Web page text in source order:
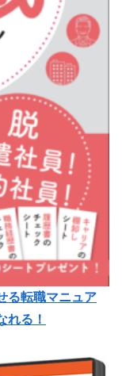
る転職マニュア
る！